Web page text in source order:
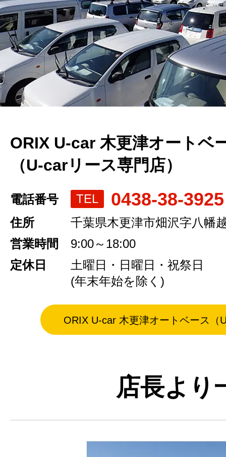
ORIX U-car 木更津オートベ
（U-carリース専門店）
電話番号 TEL 0438-38-3925
住所
千葉県木更津市畑沢字八幡
営業時間
9:00～18:00
定休日
土曜日・日曜日・祝祭日
(年末年始を除く)
ORIX U-car 木更津オートベース（
店長より